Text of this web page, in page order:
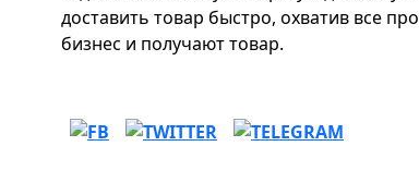
доставить товар быстро, охватив все
бизнес и получают товар.